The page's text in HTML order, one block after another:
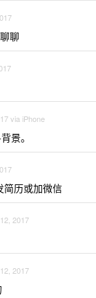
聊
via iPhone
景。
简历或加微信
2017
2017